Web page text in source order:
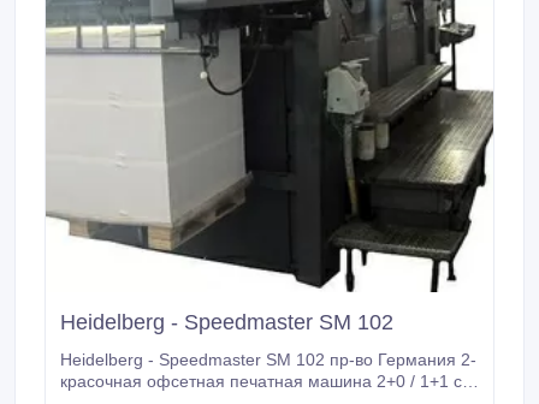
Heidelberg - Speedmaster SM 102
Heidelberg - Speedmaster SM 102 пр-во Германия 2-
красочная офсетная печатная машина 2+0 / 1+1 с